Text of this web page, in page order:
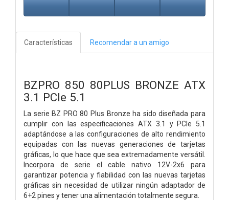
Características Recomendar a un amigo
BZPRO 850 80PLUS BRONZE ATX
3.1 PCIe 5.1
La serie BZ PRO 80 Plus Bronze ha sido diseñada para
cumplir con las especificaciones ATX 3.1 y PCIe 5.1
adaptándose a las configuraciones de alto rendimiento
equipadas con las nuevas generaciones de tarjetas
gráficas, lo que hace que sea extremadamente versátil.
Incorpora de serie el cable nativo 12V-2x6 para
garantizar potencia y fiabilidad con las nuevas tarjetas
gráficas sin necesidad de utilizar ningún adaptador de
6+2 pines y tener una alimentación totalmente segura.